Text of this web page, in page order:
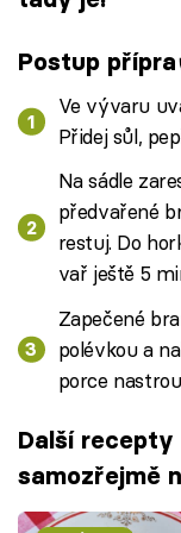
Postup
Ve vývaru
Přidej sůl,
Na sádle
předvařené
restuj. Do
vař ještě 5
Zapečené
polévkou a
porce
Další
samozřejmě